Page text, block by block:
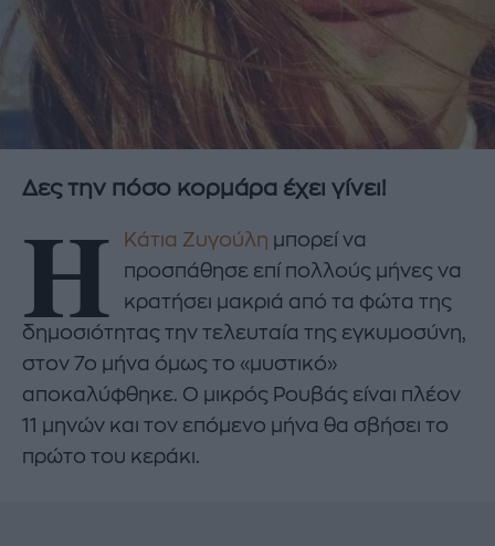
Δες την πόσο κορμάρα έχει γίνει!
Η Κάτια Ζυγούλη μπορεί να
προσπάθησε επί πολλούς μήνες να
κρατήσει μακριά από τα φώτα της
δημοσιότητας την τελευταία της εγκυμοσύνη,
στον 7ο μήνα όμως το «μυστικό»
αποκαλύφθηκε. Ο μικρός Ρουβάς είναι πλέον
11 μηνών και τον επόμενο μήνα θα σβήσει το
πρώτο του κεράκι.